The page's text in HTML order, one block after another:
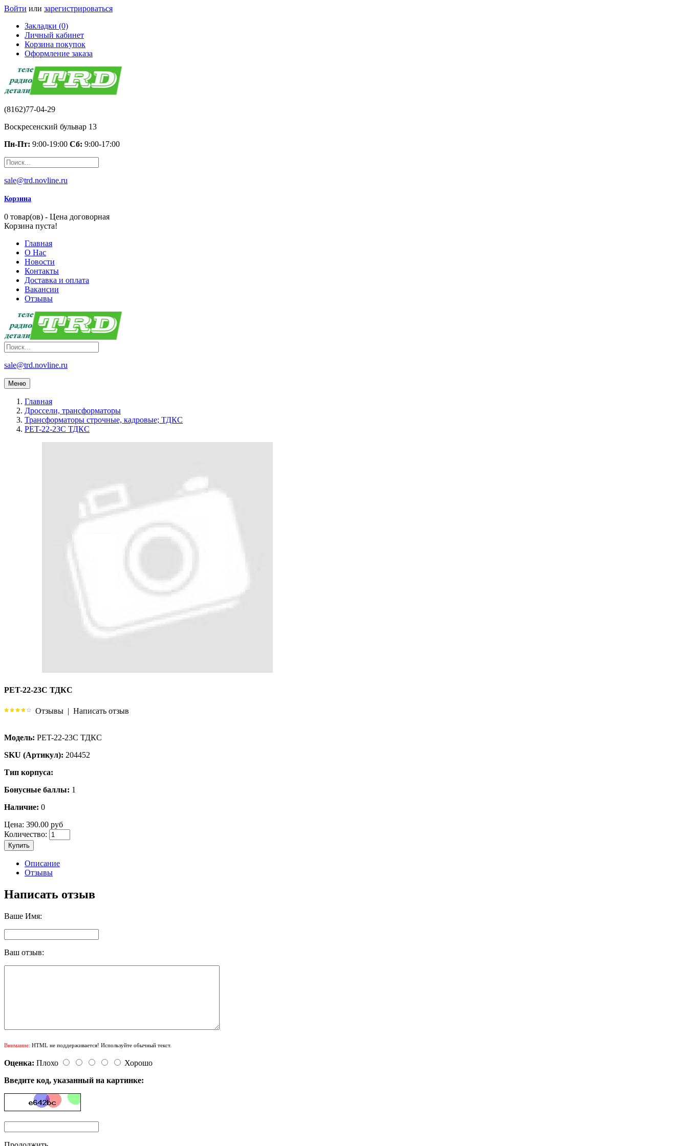
Войти или зарегистрироваться
Закладки (0)
Личный кабинет
Корзина покупок
Оформление заказа
(8162)77-04-29
Воскресенский бульвар 13
Пн-Пт: 9:00-19:00 Сб: 9:00-17:00
sale@trd.novline.ru
Корзина
0 товар(ов) - Цена договорная
Корзина пуста!
Главная
О Нас
Новости
Контакты
Доставка и оплата
Вакансии
Отзывы
sale@trd.novline.ru
Меню
Главная
Дроссели, трансформаторы
Трансформаторы строчные, кадровые; ТДКС
PET-22-23C ТДКС
PET-22-23C ТДКС
Отзывы | Написать отзыв
Модель: PET-22-23C ТДКС
SKU (Артикул): 204452
Тип корпуса:
Бонусные баллы: 1
Наличие: 0
Цена: 390.00 руб
Количество:
Купить
Описание
Отзывы
Написать отзыв
Ваше Имя:
Ваш отзыв:
Внимание: HTML не поддерживается! Используйте обычный текст.
Оценка: Плохо
Хорошо
Введите код, указанный на картинке: